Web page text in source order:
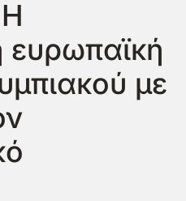
ευρωπαϊκή
με